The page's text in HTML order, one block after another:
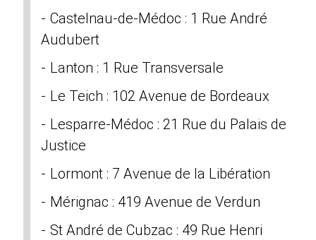
Castelnau-de-Médoc : 1 Rue André
Audubert
Lanton : 1 Rue Transversale
Le Teich : 102 Avenue de Bordeaux
Lesparre-Médoc : 21 Rue du Palais de
Justice
Lormont : 7 Avenue de la Libération
Mérignac : 419 Avenue de Verdun
St André de Cubzac : 49 Rue Henri